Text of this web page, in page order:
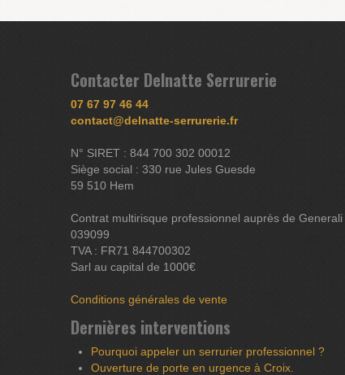
Contacter Delnatte Serrurerie
07 67 97 46 44
contact@delnatte-serrurerie.fr
N° SIRET : 844 700 302 00012
Siège social : 330 rue Jules Guesde
59 510 Hem
Contrat multirisque professionnel auprès de Generali
039099
TVA : FR71 844700302
Sarl au capital de 1000€
Conditions générales de vente
Dernières interventions
Pourquoi appeler un serrurier professionnel ?
Ouverture de porte en urgence à Croix.